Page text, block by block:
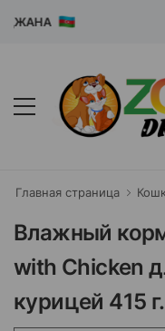
Главная страница
Влажный
with Chicken
курицей 415